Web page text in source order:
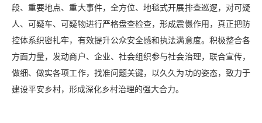
段、重要地点、重大事件，全方位、地毯式开展排查巡逻，对可疑
人、可疑车、可疑物进行严格盘查检查，形成震慑作用，真正把防
控体系织密扎牢，有效提升公众安全感和执法满意度。积极整合各
方面力量，发动商户、企业、社会组织参与社会治理，联合宣传，
做细、做实各项工作，找准问题关键，以久久为功的姿态，致力于
建设平安乡村，形成深化乡村治理的强大合力。